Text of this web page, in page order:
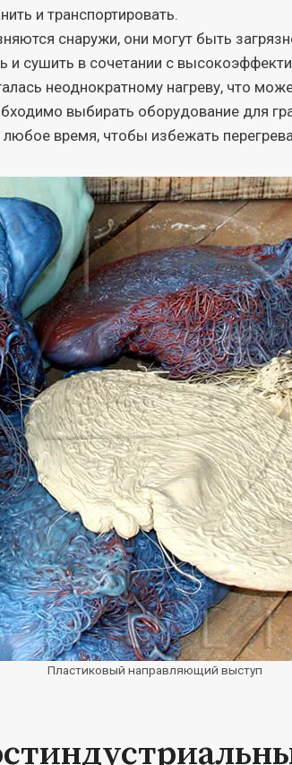
и транспортировать.
снаружи, они могут быть
сушить в сочетании с
неоднократному нагреву, что
выбирать оборудование для
время, чтобы избежать
Пластиковый направляющий выступ